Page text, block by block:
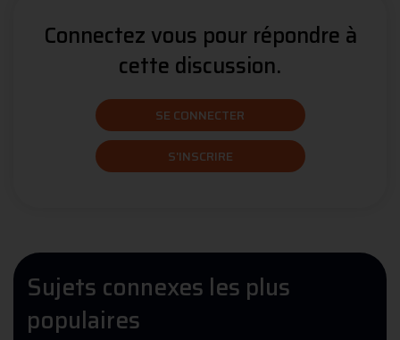
Connectez vous pour répondre à
cette discussion.
SE CONNECTER
S'INSCRIRE
Sujets connexes les plus
populaires